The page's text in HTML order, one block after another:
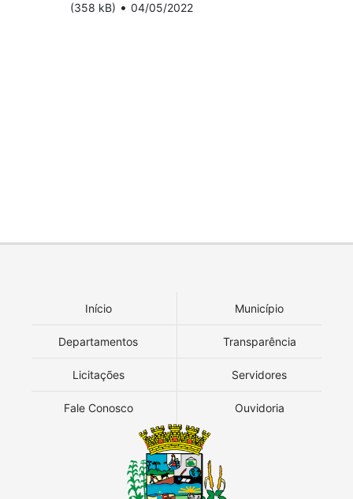
(358 kB) • 04/05/2022
Início Município
Departamentos Transparência
Licitações Servidores
Fale Conosco Ouvidoria